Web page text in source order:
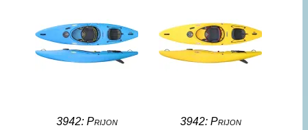
3942: Prijon
3942: Prijon